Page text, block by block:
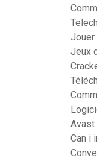
Jouer
Jeux
Avast
Can i